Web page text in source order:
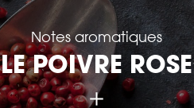
Notes aromatiques
LE POIVRE ROSE